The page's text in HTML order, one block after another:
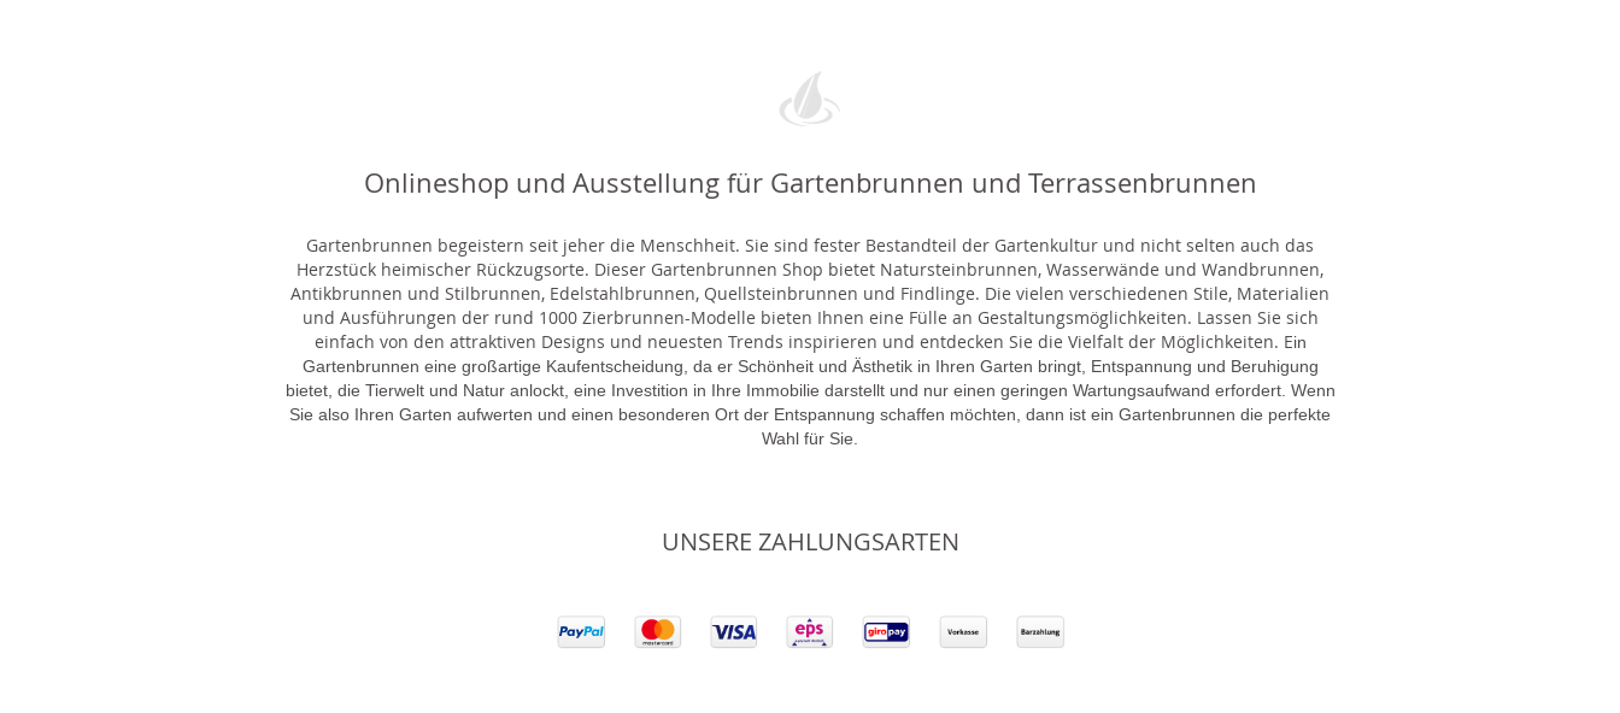
Onlineshop und Ausstellung für Gartenbrunnen und Terrassenbrunnen
Gartenbrunnen begeistern seit jeher die Menschheit. Sie sind fester Bestandteil der Gartenkultur und nicht selten auch das
Herzstück heimischer Rückzugsorte. Dieser Gartenbrunnen Shop bietet Natursteinbrunnen, Wasserwände und Wandbrunnen,
Antikbrunnen und Stilbrunnen, Edelstahlbrunnen, Quellsteinbrunnen und Findlinge. Die vielen verschiedenen Stile, Materialien
und Ausführungen der rund 1000 Zierbrunnen-Modelle bieten Ihnen eine Fülle an Gestaltungsmöglichkeiten. Lassen Sie sich
einfach von den attraktiven Designs und neuesten Trends inspirieren und entdecken Sie die Vielfalt der Möglichkeiten. Ein
Gartenbrunnen eine großartige Kaufentscheidung, da er Schönheit und Ästhetik in Ihren Garten bringt, Entspannung und Beruhigung
bietet, die Tierwelt und Natur anlockt, eine Investition in Ihre Immobilie darstellt und nur einen geringen Wartungsaufwand erfordert. Wenn
Sie also Ihren Garten aufwerten und einen besonderen Ort der Entspannung schaffen möchten, dann ist ein Gartenbrunnen die perfekte
Wahl für Sie.
UNSERE ZAHLUNGSARTEN